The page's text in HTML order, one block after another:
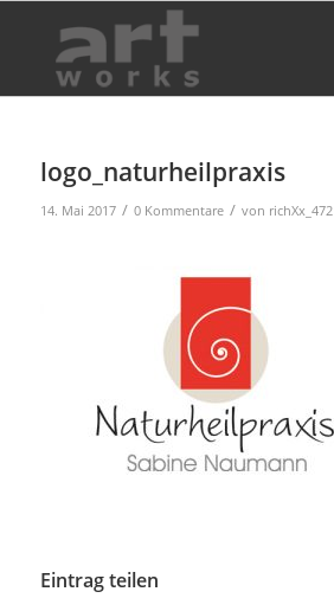
logo_naturheilpraxis
14. Mai 2017 / 0 Kommentare / von richXx_472
Eintrag teilen